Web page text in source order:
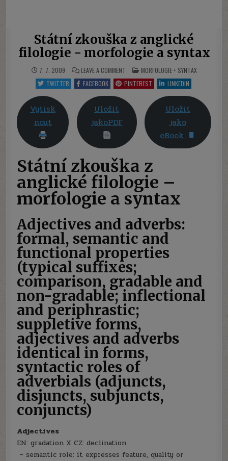
Státní zkouška z anglické
filologie - morfologie a syntax
7. 7. 2009 LEAVE A COMMENTON
STÁTNÍ
ZKOUŠKA
Z
FILOLOGIE
MORFOLOGIE
SYNTAX
POSTED
IN
MORFOLOGIE + SYNTAX
TWITTER
FACEBOOK PINTEREST LINKEDIN
Vytisk
nout
Uložit
jakoPDF
Uložit
jako
eBook
Státní zkouška z
anglické filologie –
morfologie a syntax
Adjectives and adverbs:
formal, semantic and
functional properties
(typical suffixes;
comparison, gradable and
non-gradable; inflectional
and periphrastic;
suppletive forms,
adjectives and adverbs
identical in forms,
syntactic roles of
adverbials (adjuncts,
disjuncts, subjuncts,
conjuncts)
Adjectives
EN: gradation X CZ: declination
– semantic role: it expresses feature, quality or